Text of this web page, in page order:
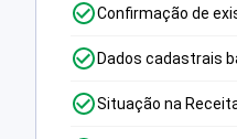
Confirmação de
Dados cadastrais
Situação na